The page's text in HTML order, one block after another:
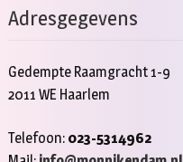
Adresgegevens
Gedempte Raamgracht 1-9
2011 WE Haarlem
Telefoon: 023-5314962